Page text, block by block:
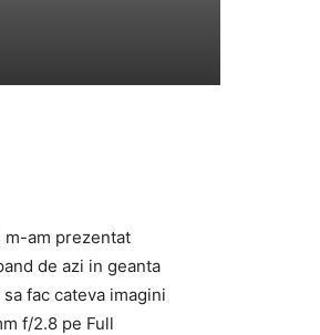
m-am prezentat
de azi in geanta
fac cateva imagini
f/2.8 pe Full